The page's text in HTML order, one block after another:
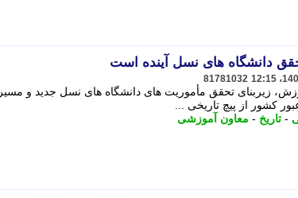
دانشگاه های نسل آینده است
81781032
زیربنای تحقق مأموریت های دانشگاه های نسل جدید و مسیر
کشور از پیچ تاریخی ...
- تاریخ - معاون آموزشی